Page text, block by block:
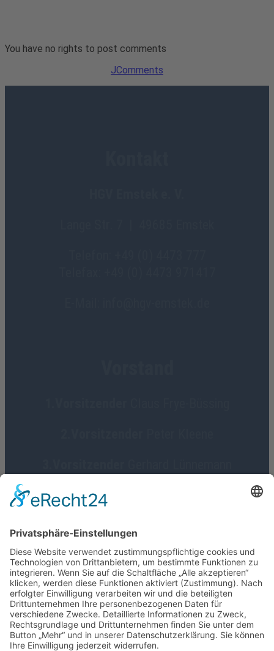
You have no rights to post comments
JComments
Geschäftsführerin
Social Media
HGV Emstek on Facebook
Impressum